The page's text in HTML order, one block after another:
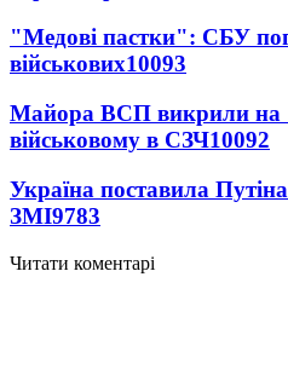
"Медові пастки": СБУ
військових10093
Майора ВСП викрили на
військовому в СЗЧ10092
Україна поставила
ЗМІ9783
Читати коментарі